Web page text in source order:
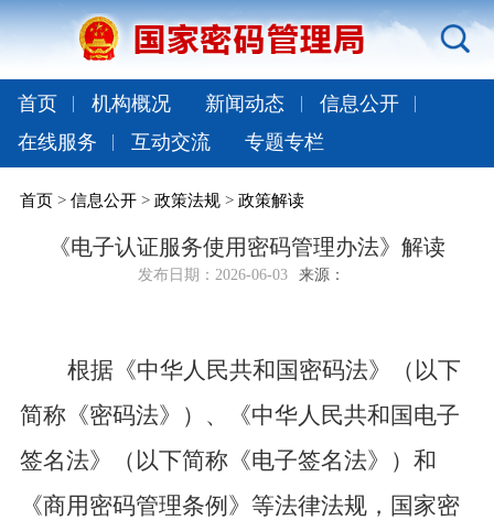
首页 机构概况 新闻动态
信息公开
在线服务
互动交流 专题专栏
首页> 信息公开> 政策法规> 政策解读
《电子认证服务使用密码管理办法》解读
发布日期： 2026-06-03 来源：
根据《中华人民共和国密码法》（以下
简称《密码法》）、《中华人民共和国电子
签名法》（以下简称《电子签名法》）和
《商用密码管理条例》等法律法规，国家密